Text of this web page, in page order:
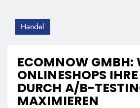
Handel
ECOMNOW GMBH:
ONLINESHOPS
DURCH A/B-
MAXIMIEREN